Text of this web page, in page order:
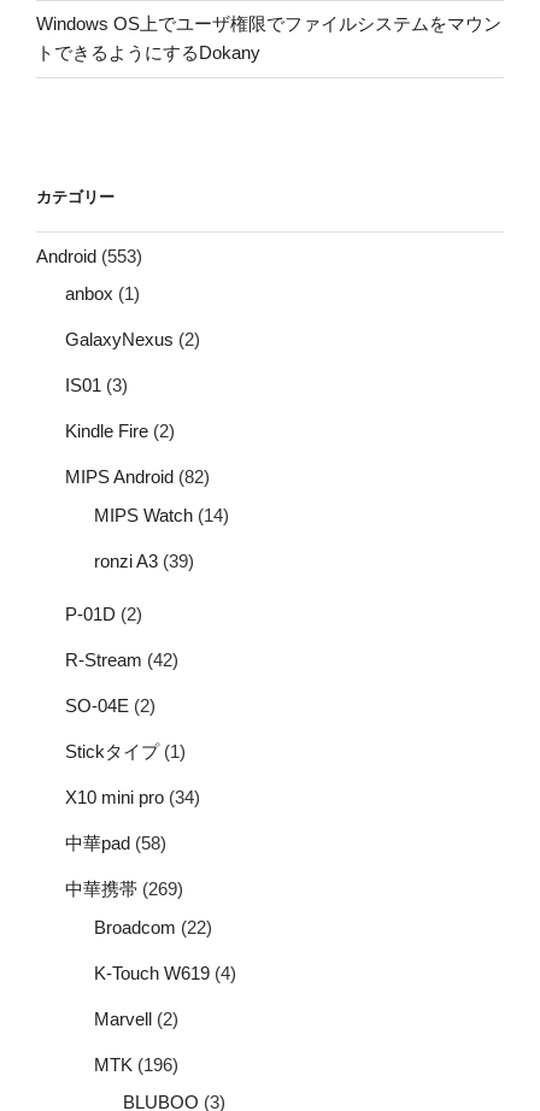
Windows OS上でユーザ権限でファイルシステムをマウン
トできるようにするDokany
カテゴリー
Android (553)
anbox (1)
GalaxyNexus (2)
IS01 (3)
Kindle Fire (2)
MIPS Android (82)
MIPS Watch (14)
ronzi A3 (39)
P-01D (2)
R-Stream (42)
SO-04E (2)
Stickタイプ(1)
X10 mini pro (34)
中華pad (58)
中華携帯 (269)
Broadcom (22)
K-Touch W619 (4)
Marvell (2)
MTK (196)
BLUBOO (3)